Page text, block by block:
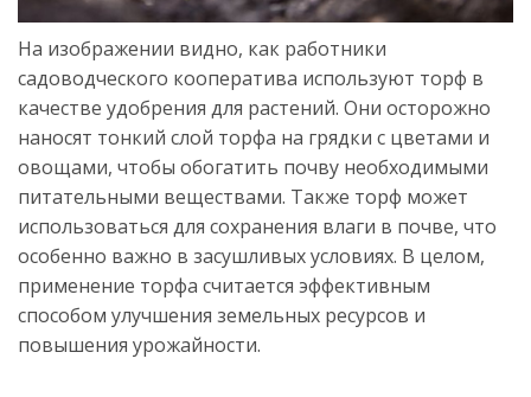
На изображении видно, как работники
садоводческого кооператива используют торф в
качестве удобрения для растений. Они осторожно
наносят тонкий слой торфа на грядки с цветами и
овощами, чтобы обогатить почву необходимыми
питательными веществами. Также торф может
использоваться для сохранения влаги в почве, что
особенно важно в засушливых условиях. В целом,
применение торфа считается эффективным
способом улучшения земельных ресурсов и
повышения урожайности.